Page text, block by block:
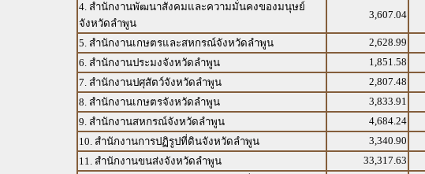
4. สำนักงานพัฒนาสังคมและความมั่นคงของมนุษย์
จังหวัดลำพูน
3,607.04
5. สำนักงานเกษตรและสหกรณ์จังหวัดลำพูน 2,628.99
6. สำนักงานประมงจังหวัดลำพูน
1,851.58
7. สำนักงานปศุสัตว์จังหวัดลำพูน
2,807.48
8. สำนักงานเกษตรจังหวัดลำพูน
3,833.91
9. สำนักงานสหกรณ์จังหวัดลำพูน
4,684.24
10. สำนักงานการปฏิรูปที่ดินจังหวัดลำพูน
3,340.90
11. สำนักงานขนส่งจังหวัดลำพูน
33,317.63